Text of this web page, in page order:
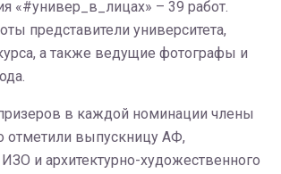
«#универ_в_лицах» – 39 работ.
представители университета,
а также ведущие фотографы и
в каждой номинации члены
отметили выпускницу АФ,
и архитектурно-художественного